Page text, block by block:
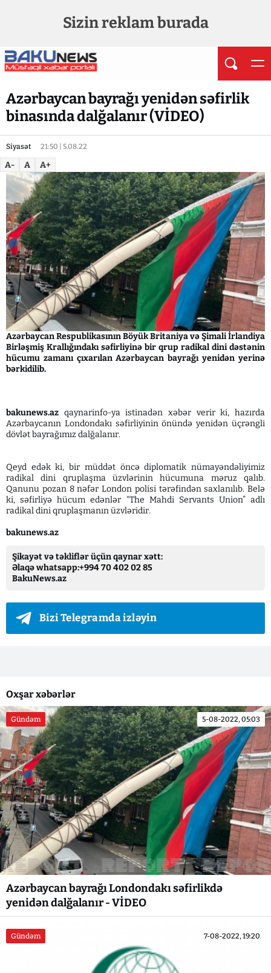
Sizin reklam burada
Azərbaycan bayrağı yenidən səfirlik
binasında dalğalanır (VİDEO)
Siyasət 21:50 | 5.08.22
A- A A+
Azərbaycan Respublikasının Böyük Britaniya və Şimali İrlandiya
Birləşmiş Krallığındakı səfirliyinə bir qrup radikal dini dəstənin
hücumu zamanı çıxarılan Azərbaycan bayrağı yenidən yerinə
bərkidilib.
bakunews.az qaynarinfo-ya istinadən xəbər verir ki, hazırda
Azərbaycanın Londondakı səfirliyinin önündə yenidən üçrəngli
dövlət bayrağımız dalğalanır.
Qeyd edək ki, bir müddət öncə diplomatik nümayəndəliyimiz
radikal dini qruplaşma üzvlərinin hücumuna məruz qalıb.
Qanunu pozan 8 nəfər London polisi tərəfindən saxlanılıb. Belə
ki, səfirliyə hücum edənlər "The Mahdi Servants Union” adlı
radikal dini qruplaşmanın üzvləridir.
bakunews.az
Şikayət və təkliflər üçün qaynar xətt:
Əlaqə whatsapp:+994 70 402 02 85
BakuNews.az
Bizi Telegramda izləyin
Oxşar xəbərlər
Gündəm 5-08-2022, 05:03
Azərbaycan bayrağı Londondakı səfirlikdə
yenidən dalğalanır - VİDEO
Gündəm 7-08-2022, 19:20